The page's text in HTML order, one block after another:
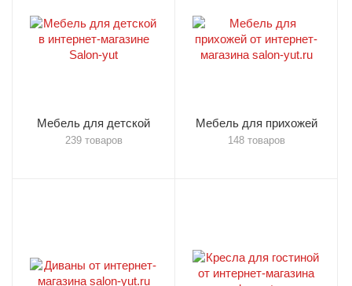
Мебель для детской
239 товаров
Мебель для прихожей
148 товаров